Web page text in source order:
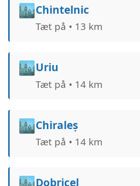
🏙️Chintelnic
Tæt på • 13 km
🏙️Uriu
Tæt på • 14 km
🏙️Chiraleș
Tæt på • 14 km
Dobricel